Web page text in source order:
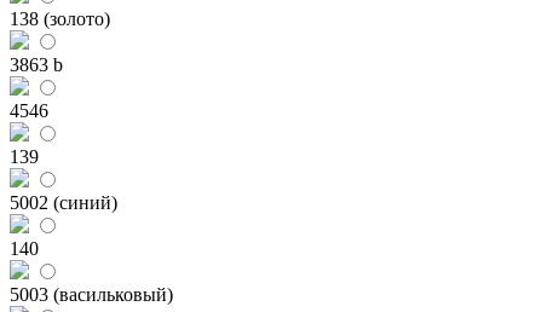
138 (золото)
3863 b
4546
139
5002 (синий)
140
5003 (васильковый)